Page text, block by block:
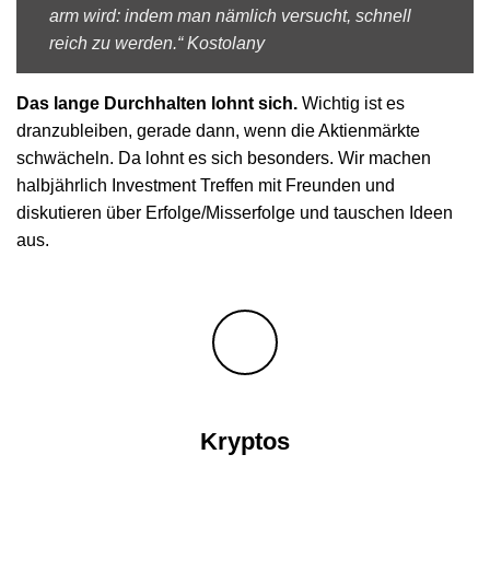
arm wird: indem man nämlich versucht, schnell
reich zu werden.“ Kostolany
Das lange Durchhalten lohnt sich. Wichtig ist es
dranzubleiben, gerade dann, wenn die Aktienmärkte
schwächeln. Da lohnt es sich besonders. Wir machen
halbjährlich Investment Treffen mit Freunden und
diskutieren über Erfolge/Misserfolge und tauschen Ideen
aus.
Kryptos